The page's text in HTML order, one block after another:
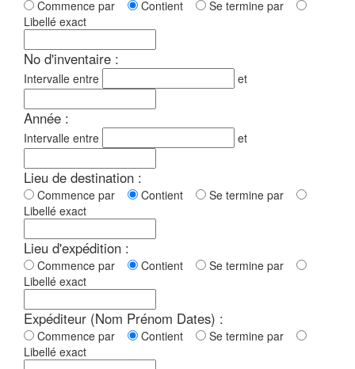
Commence par Contient
Se termine par
Libellé exact
No d'inventaire :
Intervalle entre et
Année :
Intervalle entre et
Lieu de destination :
Commence par Contient
Se termine par
Libellé exact
Lieu d'expédition :
Commence par Contient
Se termine par
Libellé exact
Expéditeur (Nom Prénom Dates) :
Commence par Contient
Se termine par
Libellé exact